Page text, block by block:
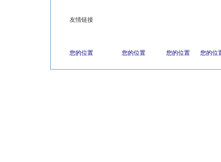
友情链接
您的位置 您的位置 您的位置 您的位